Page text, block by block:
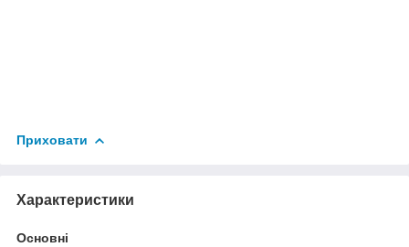
Приховати
Характеристики
Основні